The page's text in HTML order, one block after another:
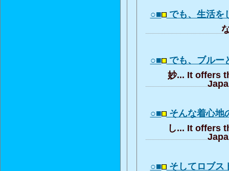
○■ でも、生活
○■ でも、ブル
妙... It offers
○■ そんな着心
し... It offers
○■ そしてロブ